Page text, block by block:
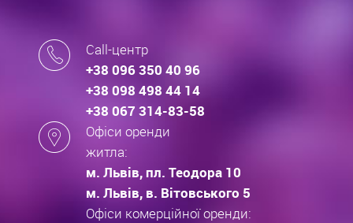
Call-центр
+38 096 350 40 96
+38 098 498 44 14
+38 067 314-83-58
Офіси оренди
житла:
м. Львів, пл. Теодора 10
м. Львів, в. Вітовського 5
Офіси комерційної оренди: